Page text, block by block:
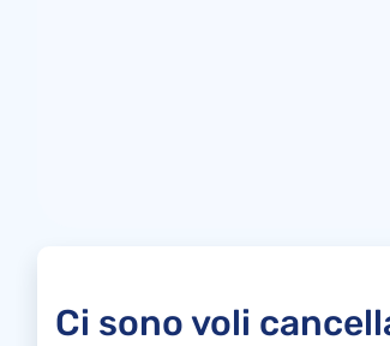
Ci sono voli